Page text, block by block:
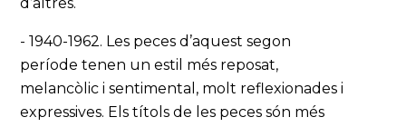
- 1940-1962. Les peces d’aquest segon
període tenen un estil més reposat,
melancòlic i sentimental, molt reflexionades i
expressives. Els títols de les peces són més